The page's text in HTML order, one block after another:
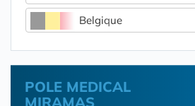
Belgique
POLE MEDICAL
MIRAMAS